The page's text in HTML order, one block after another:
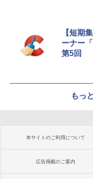
【短期
ーナー
第5回
もっ
本サイトのご利用について
広告掲載のご案内